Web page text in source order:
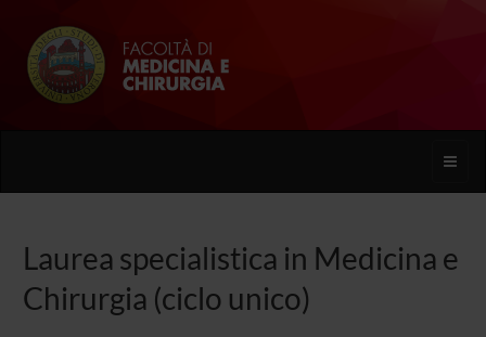
Toggle
Laurea specialistica in Medicina e
Chirurgia (ciclo unico)